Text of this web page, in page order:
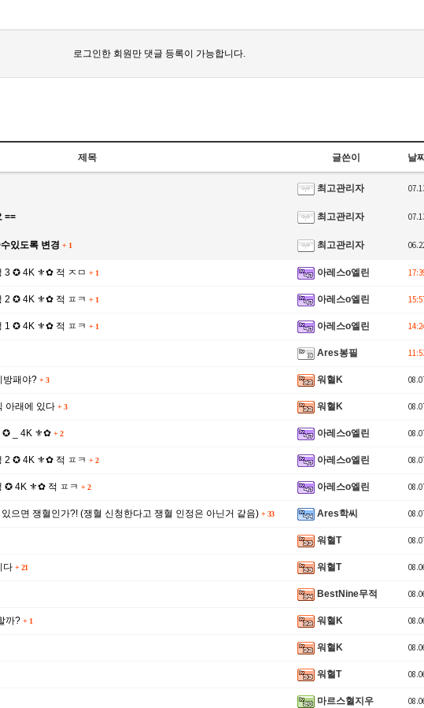
로그인한 회원만 댓글 등록이 가능합니다.
제목 글쓴이 날
최고관리자
== 최고관리자
있도록 변경 + 1 최고관리자
✪ 4K ⚜✿ 적 ㅈㅁ + 1 아레스o엘린
✪ 4K ⚜✿ 적 ㅍㅋ + 1 아레스o엘린
✪ 4K ⚜✿ 적 ㅍㅋ + 1 아레스o엘린
Ares봉필
방패야? + 3 워혈K
아래에 있다 + 3 워혈K
✪ _ 4K ⚜✿ + 2 아레스o엘린
✪ 4K ⚜✿ 적 ㅍㅋ + 2 아레스o엘린
✪ 4K ⚜✿ 적 ㅍㅋ + 2 아레스o엘린
으면 쟁혈인가?! (쟁혈 신청한다고 쟁혈 인정은 아닌거 같음) + 33 Ares학씨
워혈T
다 + 21 워혈T
BestNine무적
까? + 1 워혈K
워혈K
워혈T
마르스혈지우
☑️ ✿⚜ 26.8.8 ✪ 팀배 이벤